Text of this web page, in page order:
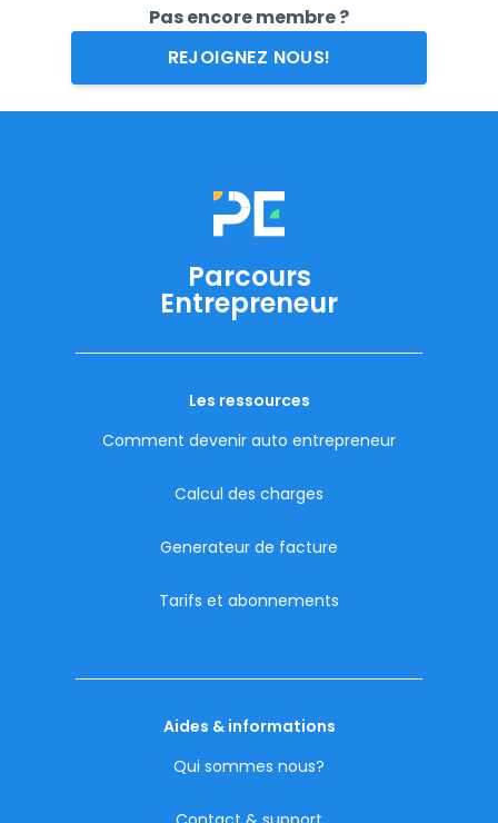
Pas encore membre ?
REJOIGNEZ NOUS!
Parcours
Entrepreneur
Les ressources
Comment devenir auto entrepreneur
Calcul des charges
Generateur de facture
Tarifs et abonnements
Aides & informations
Qui sommes nous?